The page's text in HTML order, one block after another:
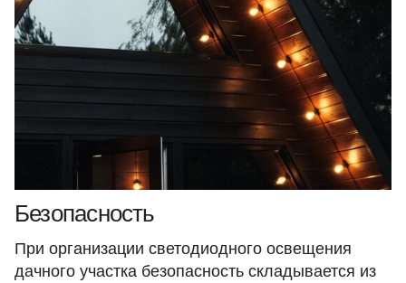
Безопасность
При организации светодиодного освещения
дачного участка безопасность складывается из